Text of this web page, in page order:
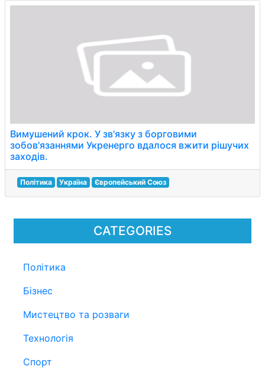
CATEGORIES
Політика
Бізнес
Мистецтво та розваги
Технологія
Спорт
Вимушений крок. У зв'язку з борговими
зобов'язаннями Укренерго вдалося вжити рішучих
заходів.
Політика Україна Європейський Союз